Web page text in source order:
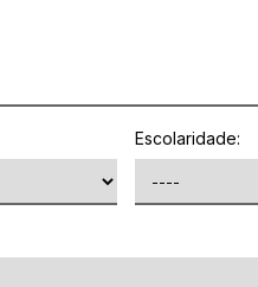
Escolaridade: